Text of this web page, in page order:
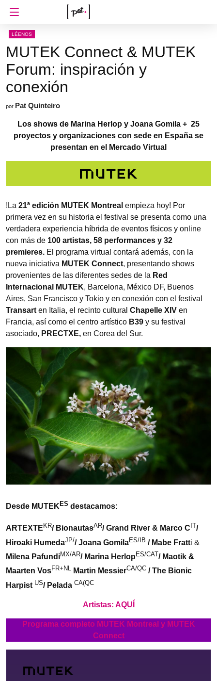
LÉENOS
MUTEK Connect & MUTEK
Forum: inspiración y
conexión
por Pat Quinteiro
Los shows de Marina Herlop y Joana Gomila + 25
proyectos y organizaciones con sede en España se
presentan en el Mercado Virtual
!La 21ª edición MUTEK Montreal empieza hoy! Por
primera vez en su historia el festival se presenta como una
verdadera experiencia híbrida de eventos físicos y online
con más de 100 artistas, 58 performances y 32
premieres. El programa virtual contará además, con la
nueva iniciativa MUTEK Connect, presentando shows
provenientes de las diferentes sedes de la Red
Internacional MUTEK, Barcelona, México DF, Buenos
Aires, San Francisco y Tokio y en conexión con el festival
Transarten Italia, el recinto cultural Chapelle XIV en
Francia, así como el centro artístico B39 y su festival
asociado, PRECTXE, en Corea del Sur.
Desde MUTEK ES destacamos:
ARTEXTE KR/ BionautasAR/ Grand River & Marco C IT/
Hiroaki HumedaJP// Joana GomilaES/IB / Mabe Fratti &
Milena PafundiMX/AR/ Marina Herlop ES/CAT/ Maotik &
Maarten VosFR+NL Martin MessierCA/QC / The Bionic
Harpist US/ Pelada CA(QC
Artistas: AQUÍ
Programa completo MUTEK Montreal y MUTEK
Connect